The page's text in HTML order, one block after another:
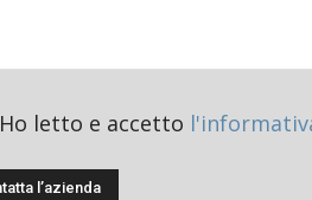
Ho letto e accetto